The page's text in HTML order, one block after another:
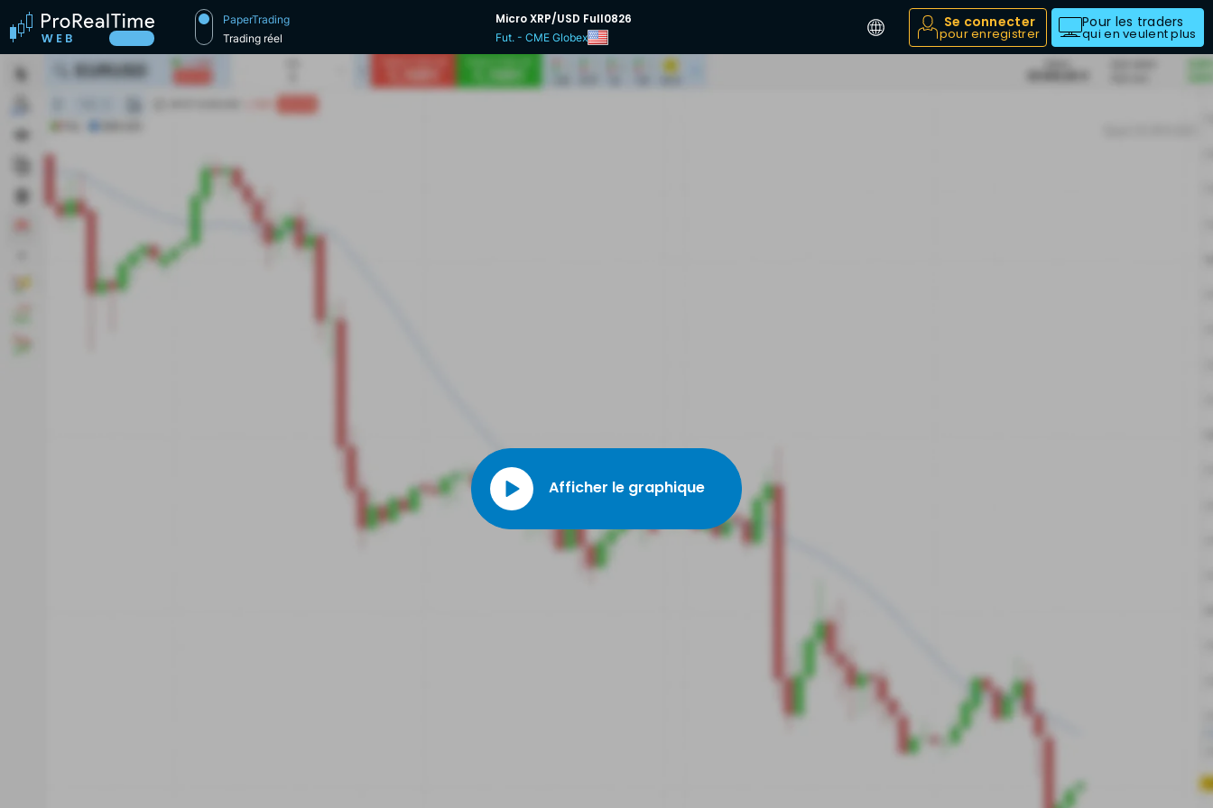
PaperTrading
Trading réel
Micro XRP/USD Full0826
Fut. - CME Globex
Se connecter
pour enregistrer
Pour les traders
qui en veulent plus
Afficher le graphique